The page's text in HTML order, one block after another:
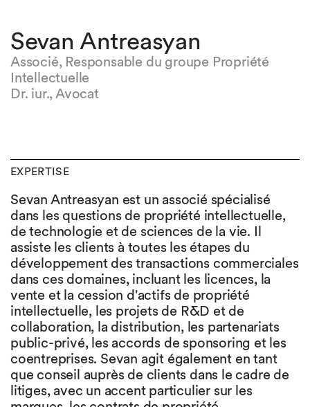
Sevan Antreasyan
Associé, Responsable du groupe Propriété
Intellectuelle
Dr. iur., Avocat
EXPERTISE
Sevan Antreasyan est un associé spécialisé
dans les questions de propriété intellectuelle,
de technologie et de sciences de la vie. Il
assiste les clients à toutes les étapes du
développement des transactions commerciales
dans ces domaines, incluant les licences, la
vente et la cession d'actifs de propriété
intellectuelle, les projets de R&D et de
collaboration, la distribution, les partenariats
public-privé, les accords de sponsoring et les
coentreprises. Sevan agit également en tant
que conseil auprès de clients dans le cadre de
litiges, avec un accent particulier sur les